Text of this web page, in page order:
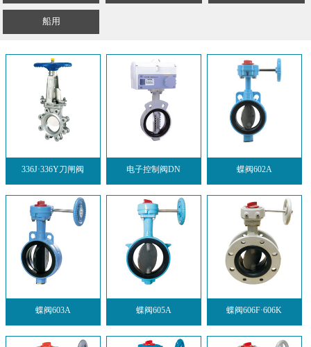
船用
336J·336Y刀闸阀 电子控制阀DN 蝶阀602A
蝶阀603A 蝶阀605A 蝶阀606F·606K